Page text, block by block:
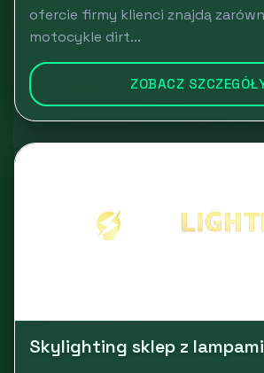
ofercie firmy klienci znajdą
motocykle dirt...
ZOBACZ
Skylighting sklep z lampami